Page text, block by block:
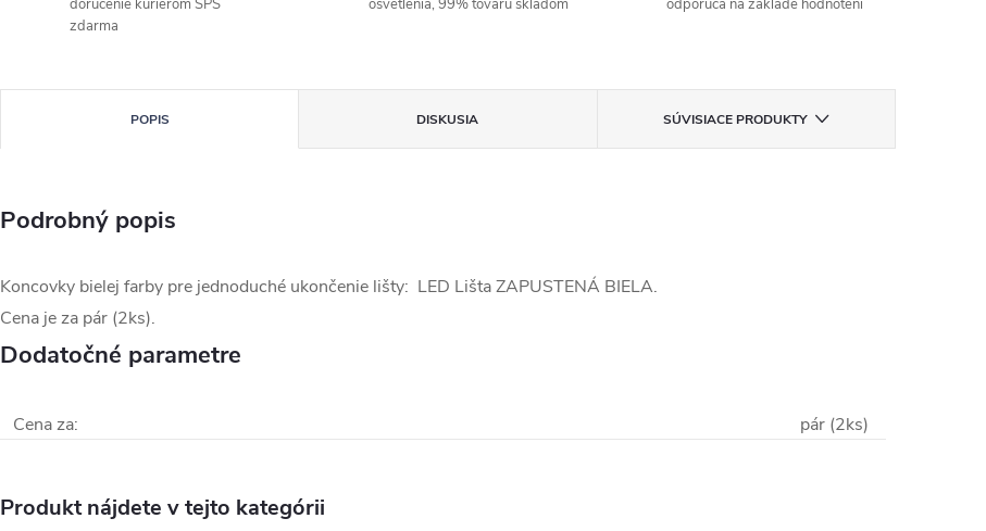
doručenie kurierom SPS
zdarma
osvetlenia, 99% tovaru skladom
odporúča na základe hodnotení
POPIS DISKUSIA SÚVISIACE PRODUKTY
Podrobný popis
Koncovky bielej farby pre jednoduché ukončenie lišty: LED Lišta ZAPUSTENÁ BIELA.
Cena je za pár (2ks).
Dodatočné parametre
Cena za: pár (2ks)
Produkt nájdete v tejto kategórii